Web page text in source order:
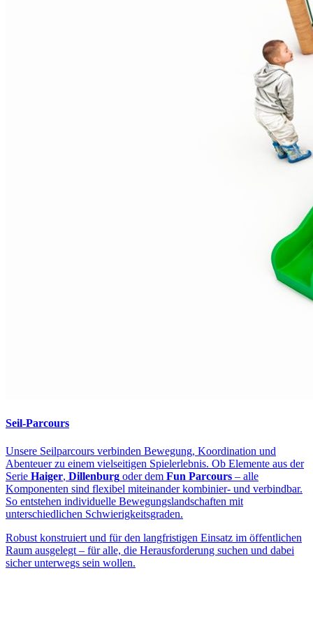
Seil-Parcours
Unsere Seilparcours verbinden Bewegung, Koordination und
Abenteuer zu einem vielseitigen Spielerlebnis. Ob Elemente aus der
Serie Haiger, Dillenburg oder dem Fun Parcours – alle
Komponenten sind flexibel miteinander kombinier- und verbindbar.
So entstehen individuelle Bewegungslandschaften mit
unterschiedlichen Schwierigkeitsgraden.
Robust konstruiert und für den langfristigen Einsatz im öffentlichen
Raum ausgelegt – für alle, die Herausforderung suchen und dabei
sicher unterwegs sein wollen.